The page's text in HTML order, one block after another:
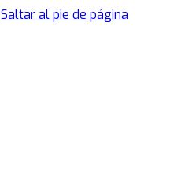
Saltar al pie de página